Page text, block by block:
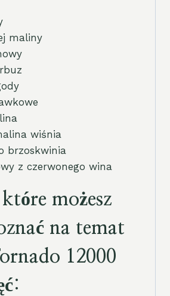
maliny
wiśnia
brzoskwinia
z czerwonego wina
możesz
na temat
12000